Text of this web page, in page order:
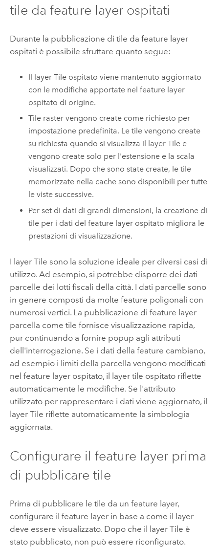
tile da feature layer ospitati
Durante la pubblicazione di tile da feature layer
ospitati è possibile sfruttare quanto segue:
Il layer Tile ospitato viene mantenuto aggiornato
con le modifiche apportate nel feature layer
ospitato di origine.
Tile raster vengono create come richiesto per
impostazione predefinita. Le tile vengono create
su richiesta quando si visualizza il layer Tile e
vengono create solo per l'estensione e la scala
visualizzati. Dopo che sono state create, le tile
memorizzate nella cache sono disponibili per tutte
le viste successive.
Per set di dati di grandi dimensioni, la creazione di
tile per i dati del feature layer ospitato migliora le
prestazioni di visualizzazione.
I layer Tile sono la soluzione ideale per diversi casi di
utilizzo. Ad esempio, si potrebbe disporre dei dati
parcelle dei lotti fiscali della città. I dati parcelle sono
in genere composti da molte feature poligonali con
numerosi vertici. La pubblicazione di feature layer
parcella come tile fornisce visualizzazione rapida,
pur continuando a fornire popup agli attributi
dell'interrogazione. Se i dati della feature cambiano,
ad esempio i limiti della parcella vengono modificati
nel feature layer ospitato, il layer tile ospitato riflette
automaticamente le modifiche. Se l'attributo
utilizzato per rappresentare i dati viene aggiornato, il
layer Tile riflette automaticamente la simbologia
aggiornata.
Configurare il feature layer prima
di pubblicare tile
Prima di pubblicare le tile da un feature layer,
configurare il feature layer in base a come il layer
deve essere visualizzato. Dopo che il layer Tile è
stato pubblicato, non può essere riconfigurato.